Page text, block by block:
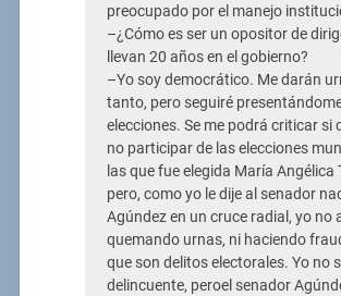
preocupado por el manejo
–¿Cómo es ser un opositor de
llevan 20 años en el gobierno?
–Yo soy democrático. Me darán
tanto, pero seguiré
elecciones. Se me podrá criticar si
no participar de las elecciones
las que fue elegida María Angélica
pero, como yo le dije al senador
Agúndez en un cruce radial, yo no
quemando urnas, ni haciendo
que son delitos electorales. Yo no
delincuente, peroel senador